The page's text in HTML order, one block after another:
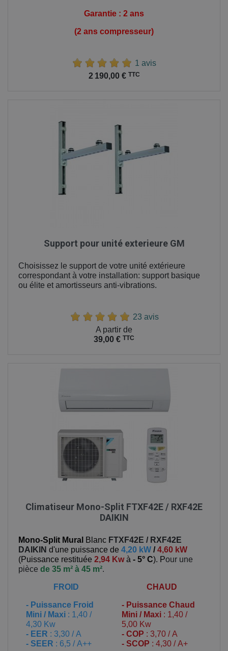
Garantie : 2 ans
(2 ans compresseur)
1 avis
2 190,00 € TTC
Support pour unité exterieure GM
Choisissez le support de votre unité extérieure
correspondant à votre installation: support basique
ou élite et amortisseurs anti-vibrations.
23 avis
A partir de
39,00 € TTC
Climatiseur Mono-Split FTXF42E / RXF42E
DAIKIN
Mono-Split Mural Blanc FTXF42E / RXF42E
DAIKIN d'une puissance de 4,20 kW /4,60 kW
(Puissance restituée 2,94 Kwà - 5° C). Pour une
pièce de 35 m² à 45 m².
FROID
- Puissance Froid
Mini / Maxi : 1,40 /
4,30 Kw
- EER : 3,30 / A
- SEER : 6,5 / A++
CHAUD
- Puissance Chaud
Mini / Maxi : 1,40 /
5,00 Kw
- COP : 3,70 / A
- SCOP : 4,30 / A+